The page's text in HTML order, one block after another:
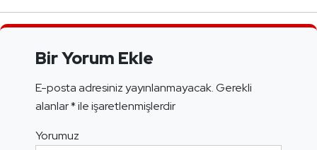
Bir Yorum Ekle
E-posta adresiniz yayınlanmayacak.Gerekli
alanlar*ile işaretlenmişlerdir
Yorumuz